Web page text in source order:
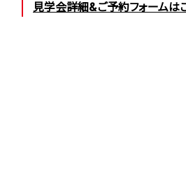
見学会詳細&ご予約フォームは